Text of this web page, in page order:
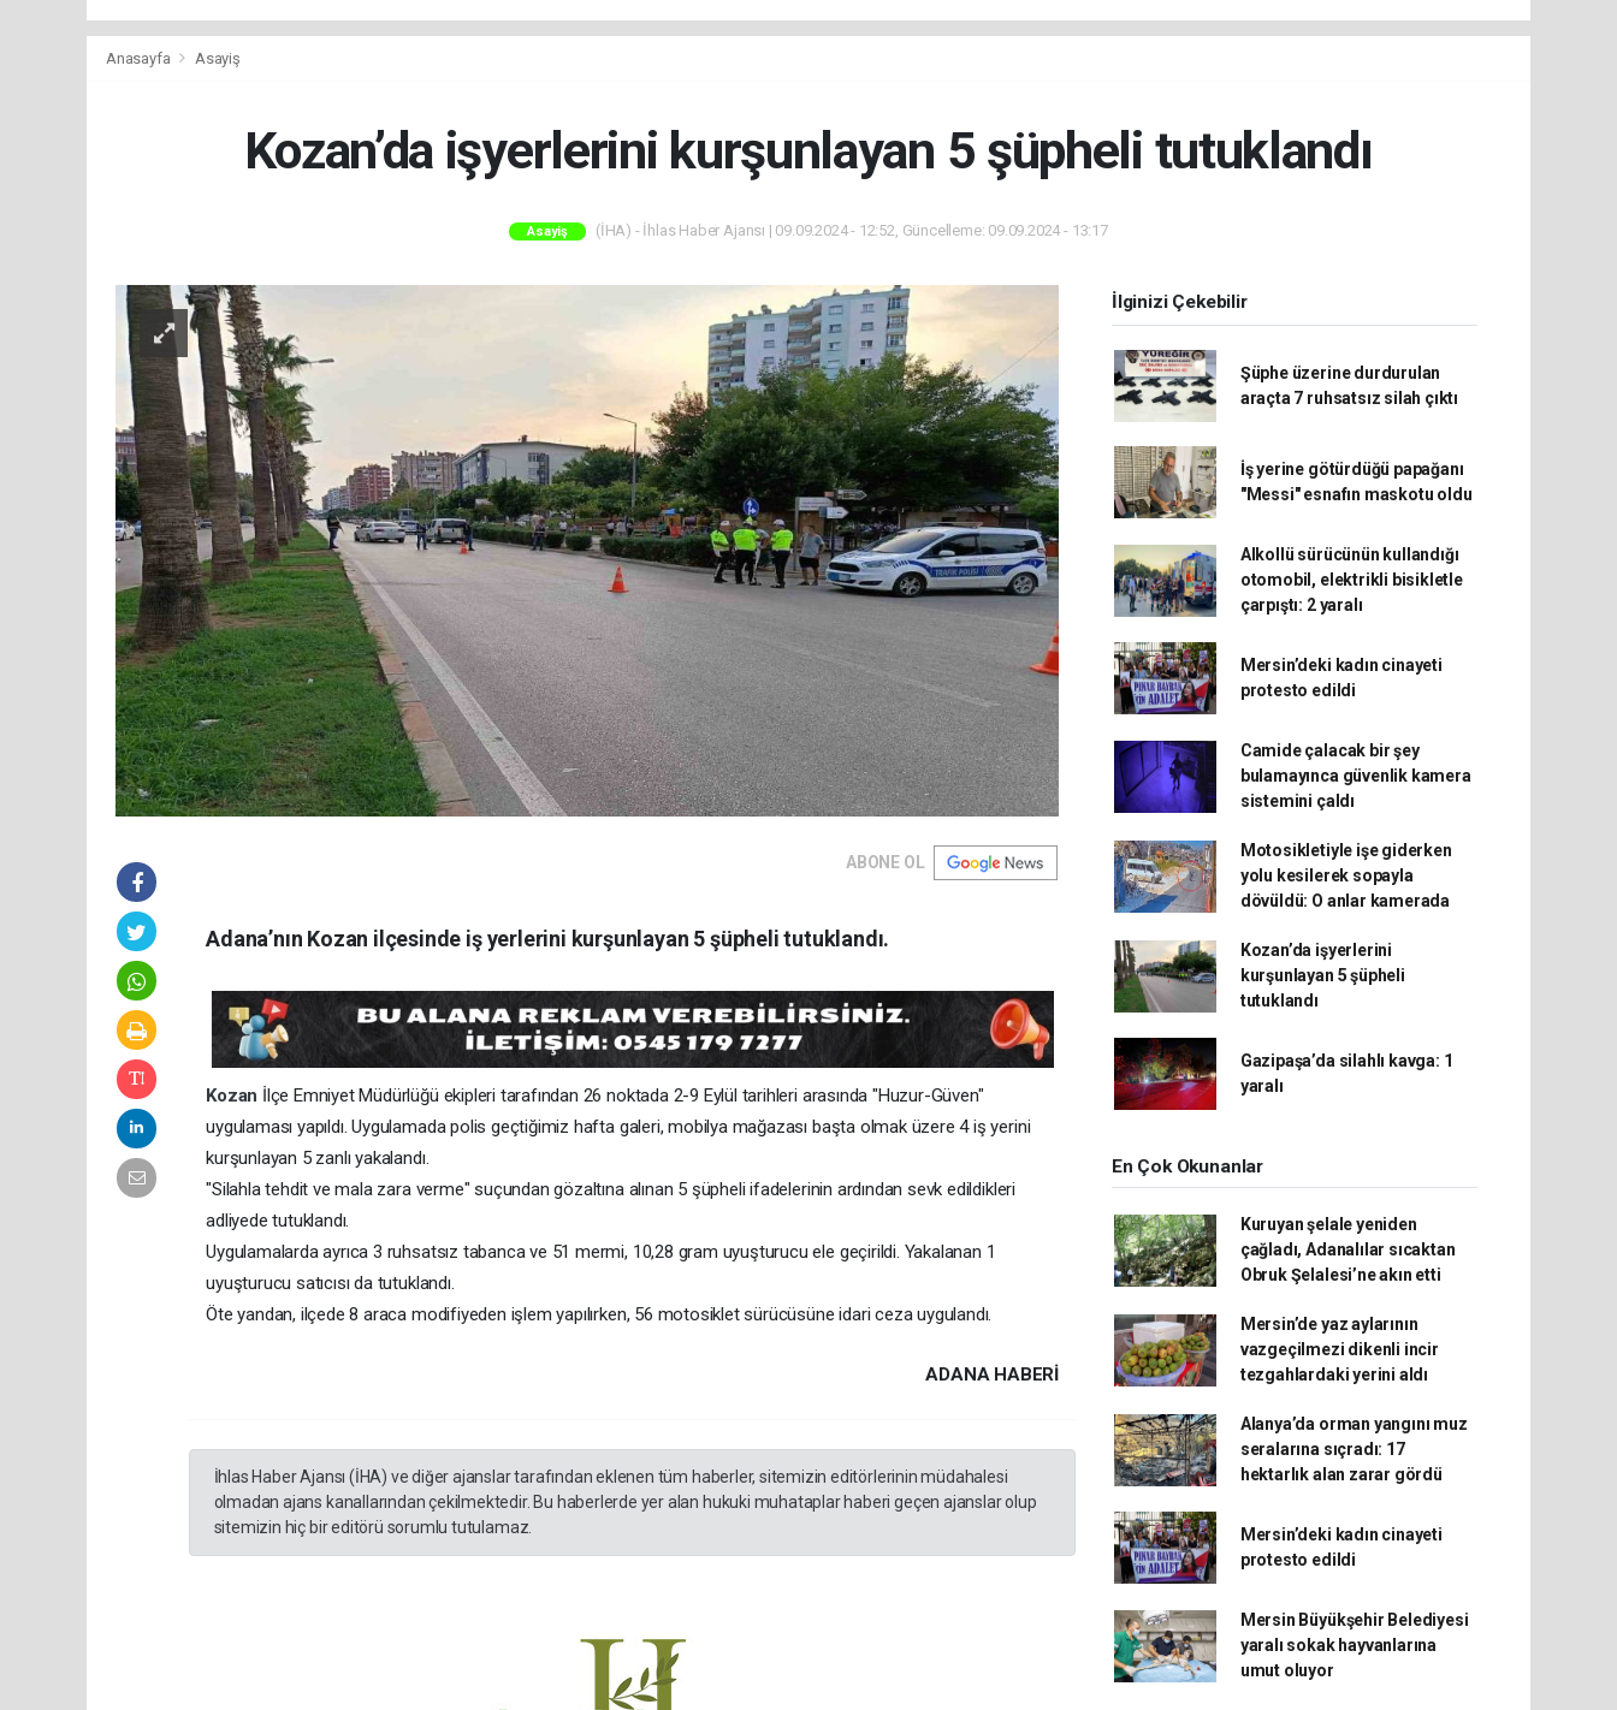
Anasayfa Asayiş
Kozan’da işyerlerini kurşunlayan 5 şüpheli tutuklandı
Asayiş (İHA) - İhlas Haber Ajansı | 09.09.2024 - 12:52, Güncelleme: 09.09.2024 - 13:17
ABONE OL
Adana’nın Kozan ilçesinde iş yerlerini kurşunlayan 5 şüpheli tutuklandı.
Kozan İlçe Emniyet Müdürlüğü ekipleri tarafından 26 noktada 2-9 Eylül tarihleri arasında "Huzur-Güven"
uygulaması yapıldı. Uygulamada polis geçtiğimiz hafta galeri, mobilya mağazası başta olmak üzere 4 iş yerini
kurşunlayan 5 zanlı yakalandı.
"Silahla tehdit ve mala zara verme" suçundan gözaltına alınan 5 şüpheli ifadelerinin ardından sevk edildikleri
adliyede tutuklandı.
Uygulamalarda ayrıca 3 ruhsatsız tabanca ve 51 mermi, 10,28 gram uyuşturucu ele geçirildi. Yakalanan 1
uyuşturucu satıcısı da tutuklandı.
Öte yandan, ilçede 8 araca modifiyeden işlem yapılırken, 56 motosiklet sürücüsüne idari ceza uygulandı.
ADANA HABERİ
İhlas Haber Ajansı (İHA) ve diğer ajanslar tarafından eklenen tüm haberler, sitemizin editörlerinin müdahalesi
olmadan ajans kanallarından çekilmektedir. Bu haberlerde yer alan hukuki muhataplar haberi geçen ajanslar olup
sitemizin hiç bir editörü sorumlu tutulamaz.
İlginizi Çekebilir
Şüphe üzerine durdurulan
araçta 7 ruhsatsız silah çıktı
İş yerine götürdüğü papağanı
"Messi" esnafın maskotu oldu
Alkollü sürücünün kullandığı
otomobil, elektrikli bisikletle
çarpıştı: 2 yaralı
Mersin’deki kadın cinayeti
protesto edildi
Camide çalacak bir şey
bulamayınca güvenlik kamera
sistemini çaldı
Motosikletiyle işe giderken
yolu kesilerek sopayla
dövüldü: O anlar kamerada
Kozan’da işyerlerini
kurşunlayan 5 şüpheli
tutuklandı
Gazipaşa’da silahlı kavga: 1
yaralı
En Çok Okunanlar
Kuruyan şelale yeniden
çağladı, Adanalılar sıcaktan
Obruk Şelalesi’ne akın etti
Mersin’de yaz aylarının
vazgeçilmezi dikenli incir
tezgahlardaki yerini aldı
Alanya’da orman yangını muz
seralarına sıçradı: 17
hektarlık alan zarar gördü
Mersin’deki kadın cinayeti
protesto edildi
Mersin Büyükşehir Belediyesi
yaralı sokak hayvanlarına
umut oluyor